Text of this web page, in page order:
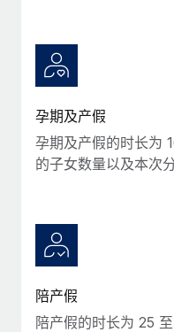
设备管理
在全球范围内配置和跟踪
实体设立
人员调配与搬迁
福利
轻松管理员工福利
Why owned
EOR compliance
to the demands of
了解更多
actually looks like
Most teams hear
six-month project with a
了解更多
孕期及产假
孕期及产假的时长为
的子女数量以及本次
陪产假
陪产假的时长为 25